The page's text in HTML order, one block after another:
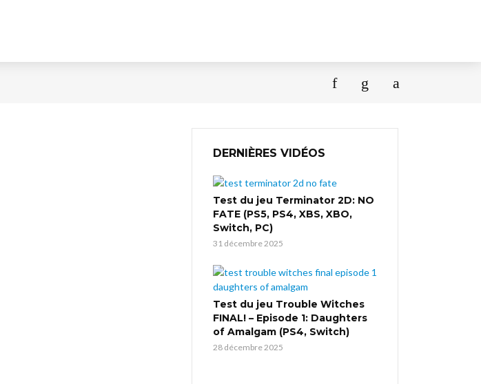
DERNIÈRES VIDÉOS
Test du jeu Terminator 2D: NO
FATE (PS5, PS4, XBS, XBO,
Switch, PC)
31 décembre 2025
Test du jeu Trouble Witches
FINAL! – Episode 1: Daughters
of Amalgam (PS4, Switch)
28 décembre 2025